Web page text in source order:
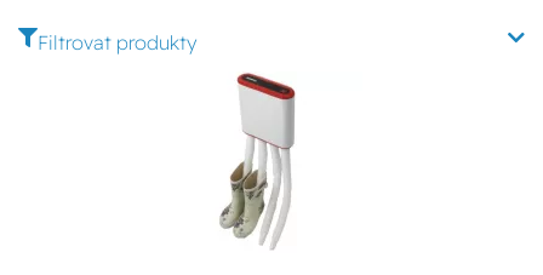
Filtrovat produkty